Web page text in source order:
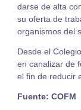
darse de alta
su oferta de
organismos del
Desde el
en canalizar de
el fin de reducir
Fuente: COFM